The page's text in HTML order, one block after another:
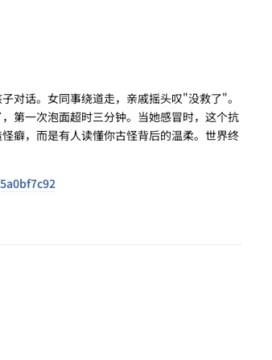
话。女同事绕道走，亲戚摇头叹"没救了"。
第一次泡面超时三分钟。当她感冒时，这个抗
癖，而是有人读懂你古怪背后的温柔。世界终